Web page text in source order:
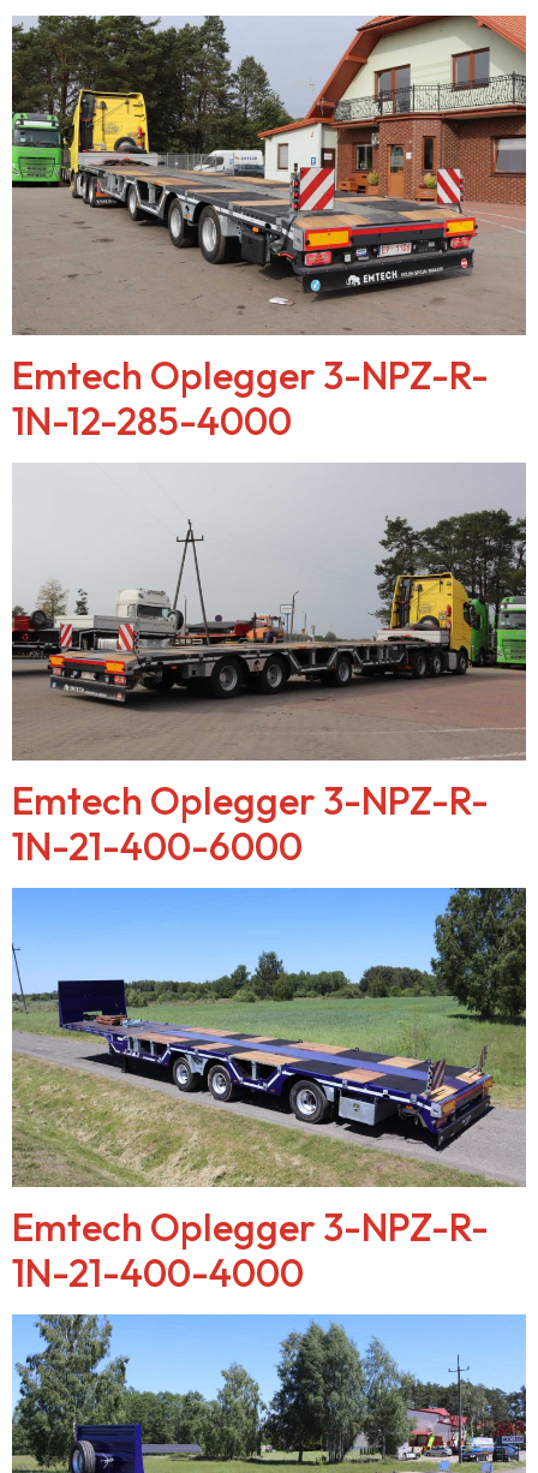
Emtech Oplegger 3-NPZ-R-
1N-12-285-4000
Emtech Oplegger 3-NPZ-R-
1N-21-400-6000
Emtech Oplegger 3-NPZ-R-
1N-21-400-4000